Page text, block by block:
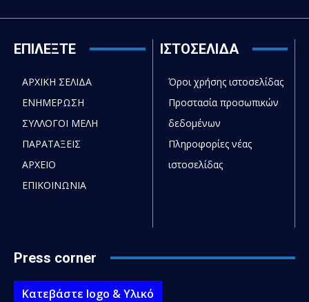
ΕΠΙΛΕΞΤΕ
ΑΡΧΙΚΗ ΣΕΛΙΔΑ
ΕΝΗΜΕΡΩΣΗ
ΣΥΛΛΟΓΟΙ ΜΕΛΗ
ΠΑΡΑΤΑΞΕΙΣ
ΑΡΧΕΙΟ
ΕΠΙΚΟΙΝΩΝΙΑ
ΙΣΤΟΣΕΛΙΔΑ
Όροι χρήσης ιστοσελίδας
Προστασία προσωπικών
δεδομένων
Πληροφορίες νέας
ιστοσελίδας
Press corner
Κατεβάστε logo & Υλικό